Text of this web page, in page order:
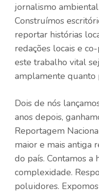
jornalismo
Construímos
reportar histórias
redações locais e
este trabalho vital
amplamente quanto
Dois de nós
anos depois,
Reportagem
maior e mais antiga
do país. Contamos a
complexidade.
poluidores.